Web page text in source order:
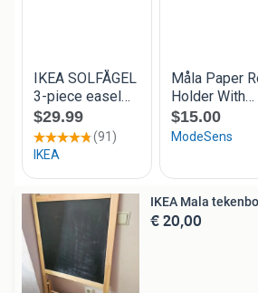
IKEA Mala
€ 20,00